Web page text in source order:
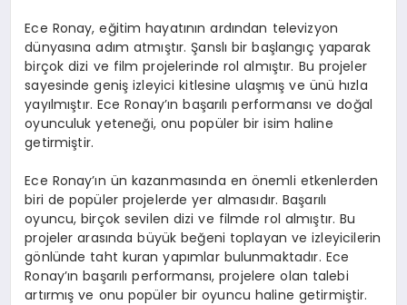
Ece Ronay, eğitim hayatının ardından televizyon
dünyasına adım atmıştır. Şanslı bir başlangıç yaparak
birçok dizi ve film projelerinde rol almıştır. Bu projeler
sayesinde geniş izleyici kitlesine ulaşmış ve ünü hızla
yayılmıştır. Ece Ronay’ın başarılı performansı ve doğal
oyunculuk yeteneği, onu popüler bir isim haline
getirmiştir.
Ece Ronay’ın ün kazanmasında en önemli etkenlerden
biri de popüler projelerde yer almasıdır. Başarılı
oyuncu, birçok sevilen dizi ve filmde rol almıştır. Bu
projeler arasında büyük beğeni toplayan ve izleyicilerin
gönlünde taht kuran yapımlar bulunmaktadır. Ece
Ronay’ın başarılı performansı, projelere olan talebi
artırmış ve onu popüler bir oyuncu haline getirmiştir.